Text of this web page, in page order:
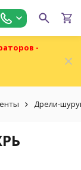
-
Дрели-